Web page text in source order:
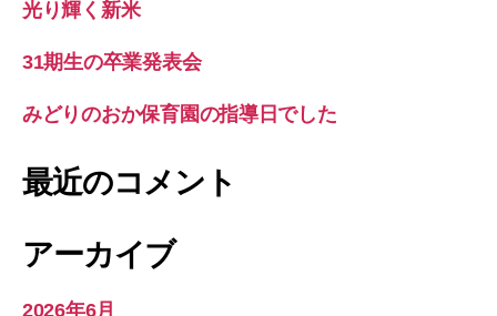
光り輝く新米
31期生の卒業発表会
みどりのおか保育園の指導日でした
最近のコメント
アーカイブ
2026年6月